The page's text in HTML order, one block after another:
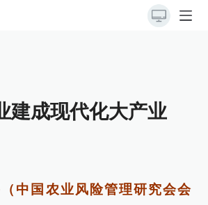
建成现代化大产业
中国农业风险管理研究会会